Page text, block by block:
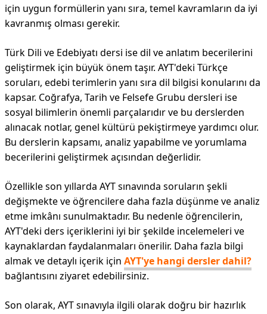
için uygun formüllerin yanı sıra, temel kavramların da iyi
kavranmış olması gerekir.
Türk Dili ve Edebiyatı dersi ise dil ve anlatım becerilerini
geliştirmek için büyük önem taşır. AYT'deki Türkçe
soruları, edebi terimlerin yanı sıra dil bilgisi konularını da
kapsar. Coğrafya, Tarih ve Felsefe Grubu dersleri ise
sosyal bilimlerin önemli parçalarıdır ve bu derslerden
alınacak notlar, genel kültürü pekiştirmeye yardımcı olur.
Bu derslerin kapsamı, analiz yapabilme ve yorumlama
becerilerini geliştirmek açısından değerlidir.
Özellikle son yıllarda AYT sınavında soruların şekli
değişmekte ve öğrencilere daha fazla düşünme ve analiz
etme imkânı sunulmaktadır. Bu nedenle öğrencilerin,
AYT'deki ders içeriklerini iyi bir şekilde incelemeleri ve
kaynaklardan faydalanmaları önerilir. Daha fazla bilgi
almak ve detaylı içerik için AYT'ye hangi dersler dahil?
bağlantısını ziyaret edebilirsiniz.
Son olarak, AYT sınavıyla ilgili olarak doğru bir hazırlık